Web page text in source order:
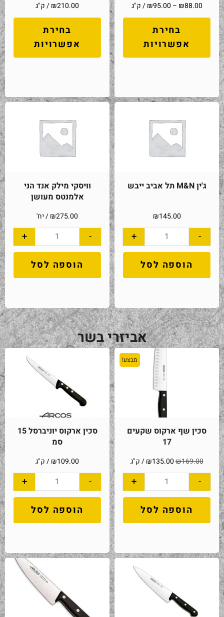
₪88.00
–
₪95.00 / ק"ג
בחירת
אפשרויות
₪210.00 / ק"ג
בחירת
אפשרויות
ג'ין M&N תל אביב ייבש
₪145.00
-
+
הוספה לסל
וויסקי מילק אנד הני
אלמנטס מעושן
₪275.00 / יח'
-
+
הוספה לסל
אביזרי בשר
מבצע!
סכין שף ארקוס שקעים
17
₪169.00
₪135.00 / ק"ג
-
+
הוספה לסל
סכין ארקוס יוניברסל 15
סמ
₪109.00 / ק"ג
-
+
הוספה לסל